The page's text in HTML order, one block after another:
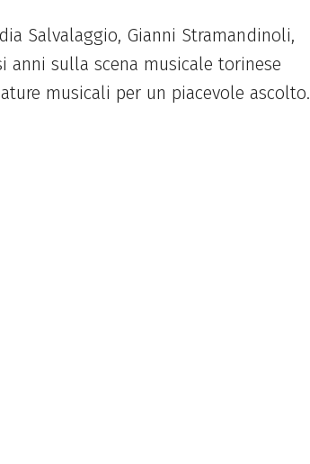
Salvalaggio, Gianni Stramandinoli,
anni sulla scena musicale torinese
musicali per un piacevole ascolto.